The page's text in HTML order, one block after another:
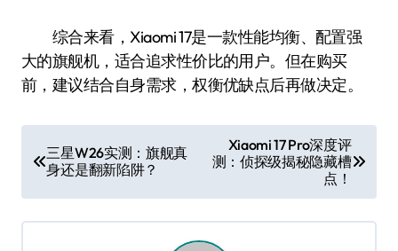
综合来看，Xiaomi 17是一款性能均衡、配置强
大的旗舰机，适合追求性价比的用户。但在购买
前，建议结合自身需求，权衡优缺点后再做决定。
章
导
航
三星W26实测：旗舰真
身还是翻新陷阱？
Xiaomi 17 Pro深度评
测：侦探级揭秘隐藏槽
点！